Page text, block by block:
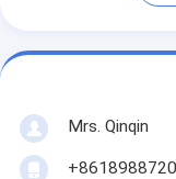
Mrs. Qinqin